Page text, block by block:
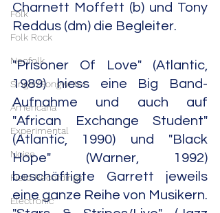
Folk
Folk Rock
Neofolk
Singer/Songwriter
Americana
Experimental
Noise
Field Recordings
Electronic
Charnett Moffett (b) und Tony
Reddus (dm) die Begleiter.
"Prisoner Of Love" (Atlantic,
1989) hiess eine Big Band-
Aufnahme und auch auf
"African Exchange Student"
(Atlantic, 1990) und "Black
Hope" (Warner, 1992)
beschäftigte Garrett jeweils
eine ganze Reihe von Musikern.